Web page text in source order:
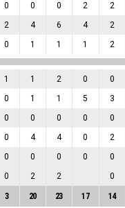
0 0 0 2 2
2 4 6 4 2
0 1 1 1 2
1 1 2 0 0
0 1 1 5 3
0 0 0 0 0
0 4 4 0 2
0 0 0 0 0
0 2 2 0
3 20 23 17 14